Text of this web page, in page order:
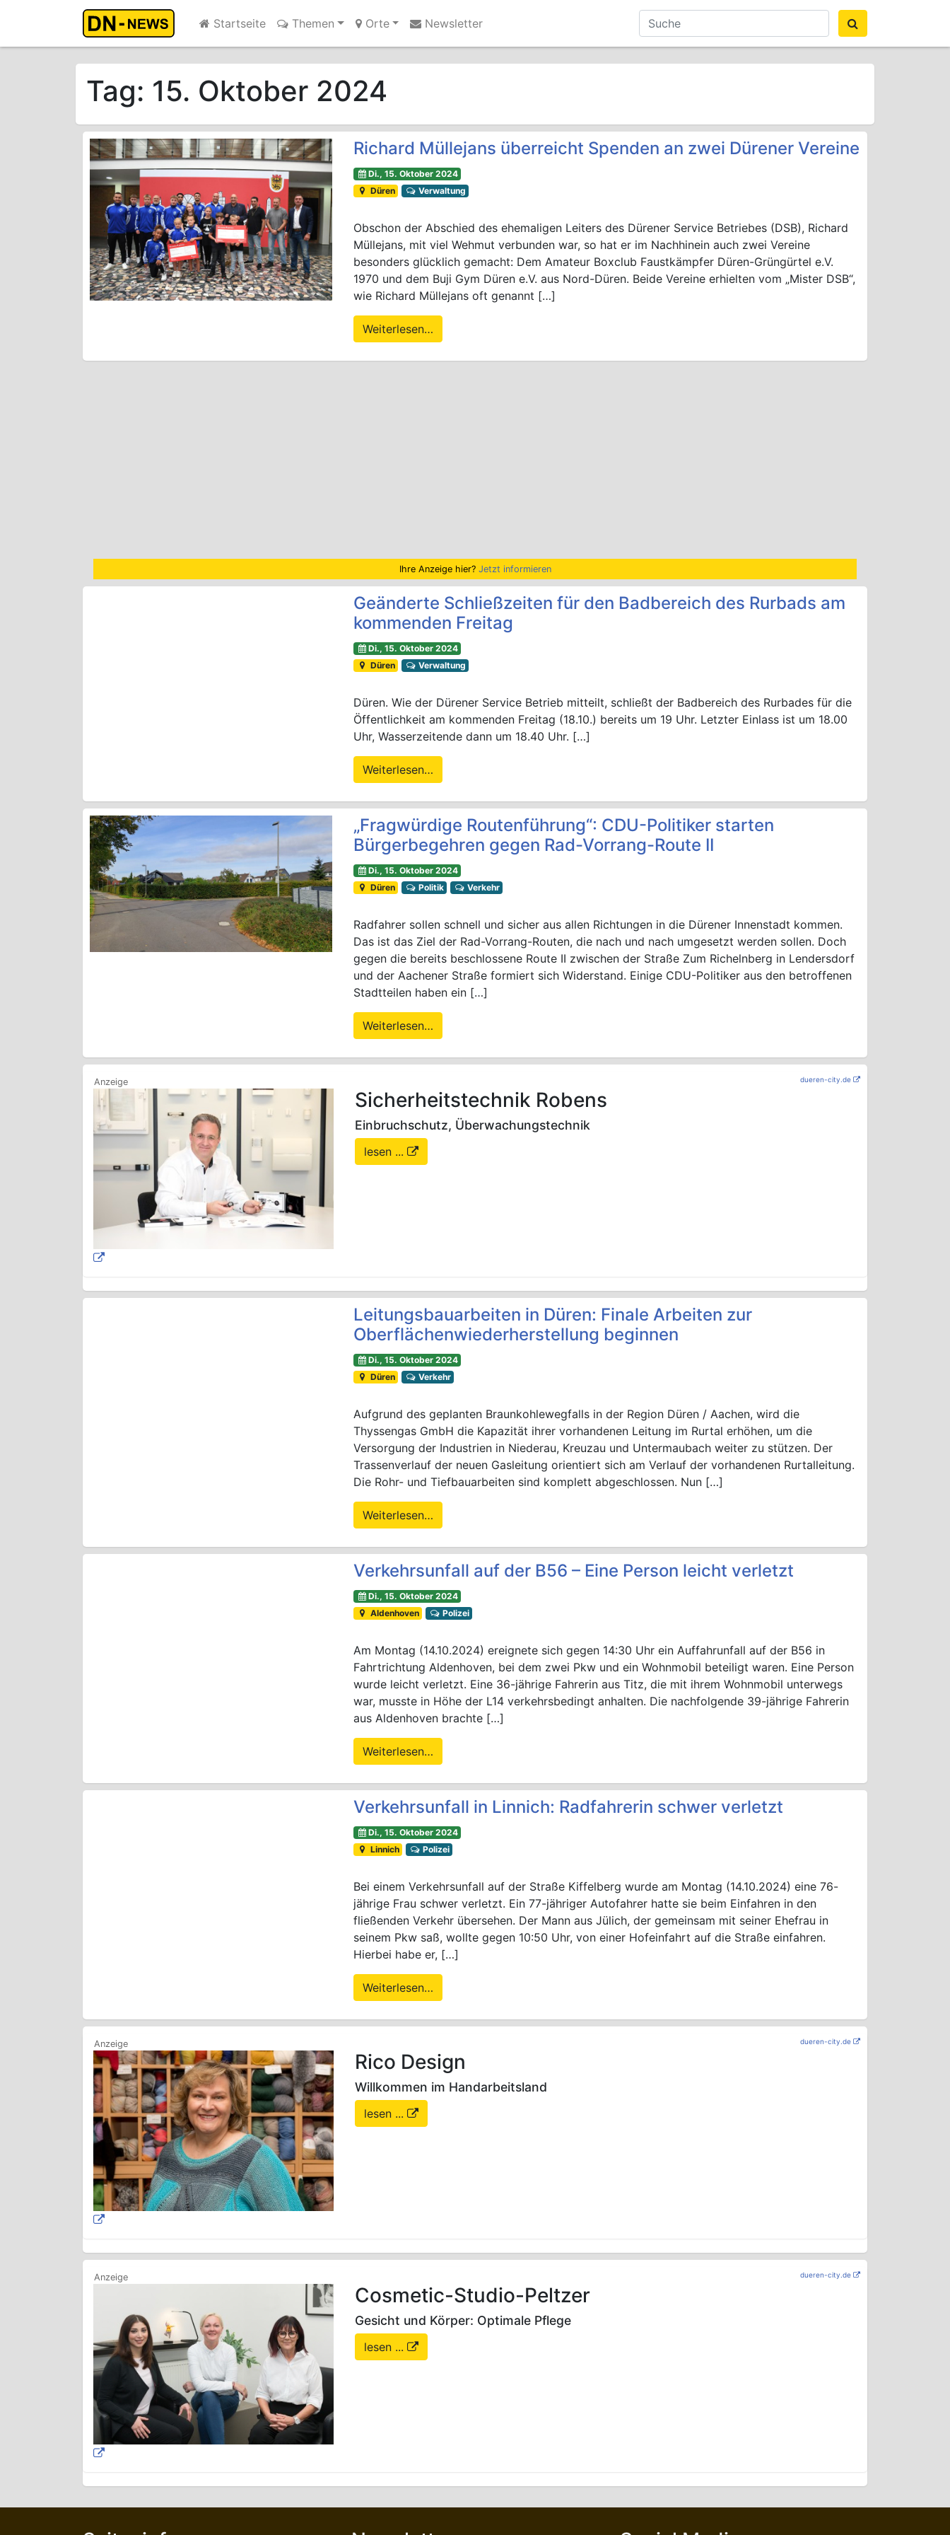
Startseite
Themen Orte Newsletter
Tag: 15. Oktober 2024
Richard Müllejans überreicht Spenden an zwei Dürener Vereine
Di., 15. Oktober 2024
Düren
Verwaltung
Obschon der Abschied des ehemaligen Leiters des Dürener Service Betriebes (DSB), Richard
Müllejans, mit viel Wehmut verbunden war, so hat er im Nachhinein auch zwei Vereine
besonders glücklich gemacht: Dem Amateur Boxclub Faustkämpfer Düren-Grüngürtel e.V.
1970 und dem Buji Gym Düren e.V. aus Nord-Düren. Beide Vereine erhielten vom „Mister DSB“,
wie Richard Müllejans oft genannt […]
Weiterlesen…
Ihre Anzeige hier? Jetzt informieren
Geänderte Schließzeiten für den Badbereich des Rurbads am
kommenden Freitag
Di., 15. Oktober 2024
Düren
Verwaltung
Düren. Wie der Dürener Service Betrieb mitteilt, schließt der Badbereich des Rurbades für die
Öffentlichkeit am kommenden Freitag (18.10.) bereits um 19 Uhr. Letzter Einlass ist um 18.00
Uhr, Wasserzeitende dann um 18.40 Uhr. […]
Weiterlesen…
„Fragwürdige Routenführung“: CDU-Politiker starten
Bürgerbegehren gegen Rad-Vorrang-Route II
Di., 15. Oktober 2024
Düren
Politik Verkehr
Radfahrer sollen schnell und sicher aus allen Richtungen in die Dürener Innenstadt kommen.
Das ist das Ziel der Rad-Vorrang-Routen, die nach und nach umgesetzt werden sollen. Doch
gegen die bereits beschlossene Route II zwischen der Straße Zum Richelnberg in Lendersdorf
und der Aachener Straße formiert sich Widerstand. Einige CDU-Politiker aus den betroffenen
Stadtteilen haben ein […]
Weiterlesen…
dueren-city.de
Sicherheitstechnik Robens
Einbruchschutz, Überwachungstechnik
lesen ...
Leitungsbauarbeiten in Düren: Finale Arbeiten zur
Oberflächenwiederherstellung beginnen
Di., 15. Oktober 2024
Düren
Verkehr
Aufgrund des geplanten Braunkohlewegfalls in der Region Düren / Aachen, wird die
Thyssengas GmbH die Kapazität ihrer vorhandenen Leitung im Rurtal erhöhen, um die
Versorgung der Industrien in Niederau, Kreuzau und Untermaubach weiter zu stützen. Der
Trassenverlauf der neuen Gasleitung orientiert sich am Verlauf der vorhandenen Rurtalleitung.
Die Rohr- und Tiefbauarbeiten sind komplett abgeschlossen. Nun […]
Weiterlesen…
Verkehrsunfall auf der B56 – Eine Person leicht verletzt
Di., 15. Oktober 2024
Aldenhoven
Polizei
Am Montag (14.10.2024) ereignete sich gegen 14:30 Uhr ein Auffahrunfall auf der B56 in
Fahrtrichtung Aldenhoven, bei dem zwei Pkw und ein Wohnmobil beteiligt waren. Eine Person
wurde leicht verletzt. Eine 36-jährige Fahrerin aus Titz, die mit ihrem Wohnmobil unterwegs
war, musste in Höhe der L14 verkehrsbedingt anhalten. Die nachfolgende 39-jährige Fahrerin
aus Aldenhoven brachte […]
Weiterlesen…
Verkehrsunfall in Linnich: Radfahrerin schwer verletzt
Di., 15. Oktober 2024
Linnich
Polizei
Bei einem Verkehrsunfall auf der Straße Kiffelberg wurde am Montag (14.10.2024) eine 76-
jährige Frau schwer verletzt. Ein 77-jähriger Autofahrer hatte sie beim Einfahren in den
fließenden Verkehr übersehen. Der Mann aus Jülich, der gemeinsam mit seiner Ehefrau in
seinem Pkw saß, wollte gegen 10:50 Uhr, von einer Hofeinfahrt auf die Straße einfahren.
Hierbei habe er, […]
Weiterlesen…
dueren-city.de
Rico Design
Willkommen im Handarbeitsland
lesen ...
dueren-city.de
Cosmetic-Studio-Peltzer
Gesicht und Körper: Optimale Pflege
lesen ...